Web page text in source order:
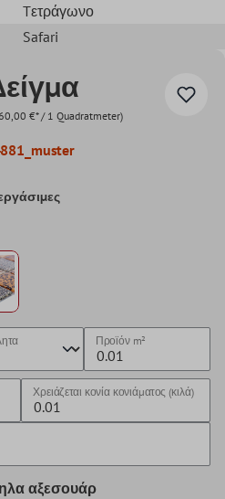
Tετράγωνο
Safari
€* / 1 Quadratmeter)
Προϊόνm²
Χρειάζεται κονία κονιάματος (κιλά)
αξεσουάρ